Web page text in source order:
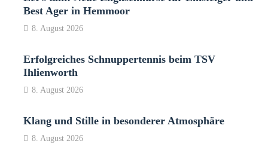
Best Ager in Hemmoor
8. August 2026
Erfolgreiches Schnuppertennis beim TSV
Ihlienworth
8. August 2026
Klang und Stille in besonderer Atmosphäre
8. August 2026